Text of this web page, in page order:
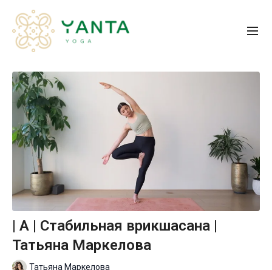
| A | Стабильная врикшасана |
Татьяна Маркелова
Татьяна Маркелова